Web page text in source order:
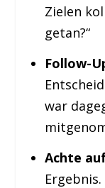
Zielen
getan?“
Follow-
war
Achte
Ergebnis.